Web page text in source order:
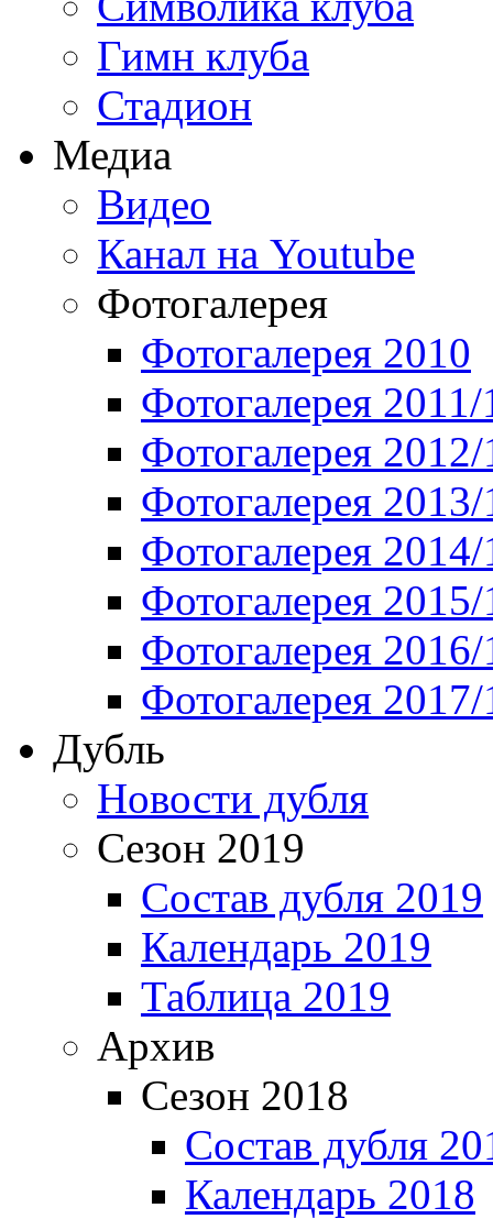
Гимн клуба
Стадион
Медиа
Видео
Канал на Youtube
Фотогалерея
Фотогалерея 2010
Фотогалерея 2011/
Фотогалерея
Фотогалерея
Фотогалерея
Фотогалерея
Фотогалерея
Фотогалерея
Дубль
Новости дубля
Сезон 2019
Состав дубля 2019
Календарь 2019
Таблица 2019
Архив
Сезон 2018
Состав дубля
Календарь 2018